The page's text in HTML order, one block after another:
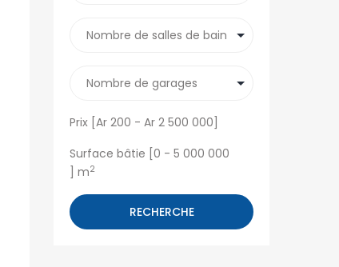
Prix [ Ar 200 - Ar 2 500 000
Surface bâtie [ 0 - 5 000 000
] m2
RECHERCHE